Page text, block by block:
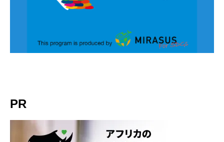
PR